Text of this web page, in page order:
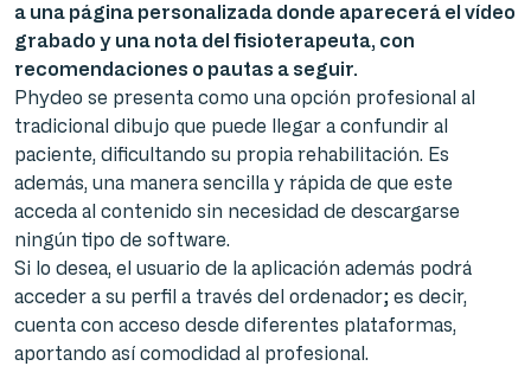
a una página personalizada donde aparecerá el vídeo
grabado y una nota del fisioterapeuta, con
recomendaciones o pautas a seguir.
Phydeo se presenta como una opción profesional al
tradicional dibujo que puede llegar a confundir al
paciente, dificultando su propia rehabilitación. Es
además, una manera sencilla y rápida de que este
acceda al contenido sin necesidad de descargarse
ningún tipo de software.
Si lo desea, el usuario de la aplicación además podrá
acceder a su perfil a través del ordenador; es decir,
cuenta con acceso desde diferentes plataformas,
aportando así comodidad al profesional.